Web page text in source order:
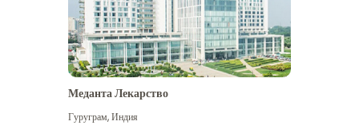
Меданта Лекарство
Гуруграм,Индия